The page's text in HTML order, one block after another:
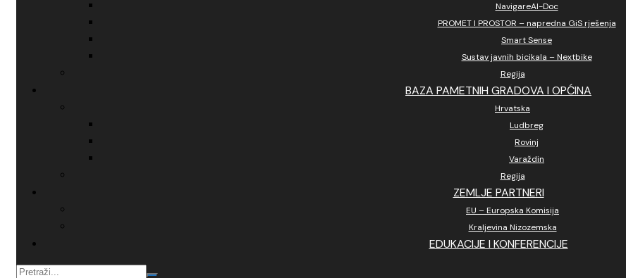
NavigareAI-Doc
PROMET I PROSTOR – napredna GiS rješenja
Smart Sense
Sustav javnih bicikala – Nextbike
Regija
BAZA PAMETNIH GRADOVA I OPĆINA
Hrvatska
Ludbreg
Rovinj
Varaždin
Regija
ZEMLJE PARTNERI
EU – Europska Komisija
Kraljevina Nizozemska
EDUKACIJE I KONFERENCIJE